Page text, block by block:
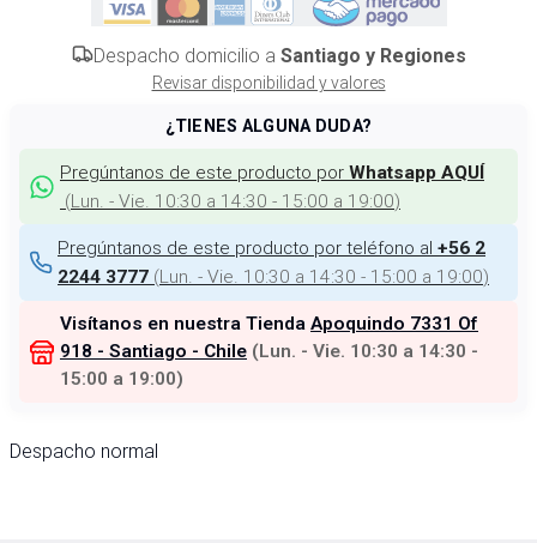
Despacho domicilio a Santiago y Regiones
Revisar disponibilidad y valores
¿TIENES ALGUNA DUDA?
Pregúntanos de este producto por Whatsapp AQUÍ
(Lun. - Vie. 10:30 a 14:30 - 15:00 a 19:00)
Pregúntanos de este producto por teléfono al +56 2
2244 3777 (Lun. - Vie. 10:30 a 14:30 - 15:00 a 19:00)
Visítanos en nuestra Tienda Apoquindo 7331 Of
918 - Santiago - Chile (Lun. - Vie. 10:30 a 14:30 -
15:00 a 19:00)
Despacho normal